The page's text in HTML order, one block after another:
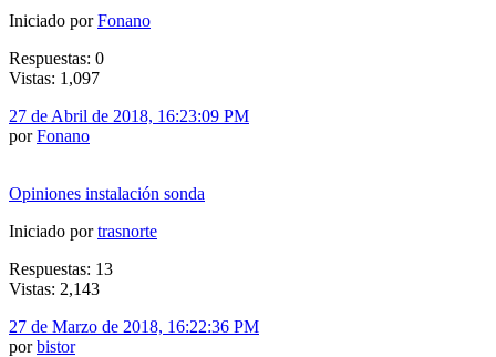
Iniciado porFonano
Respuestas: 0
Vistas: 1,097
27 de Abril de 2018, 16:23:09 PM
porFonano
Opiniones instalación sonda
Iniciado portrasnorte
Respuestas: 13
Vistas: 2,143
27 de Marzo de 2018, 16:22:36 PM
porbistor